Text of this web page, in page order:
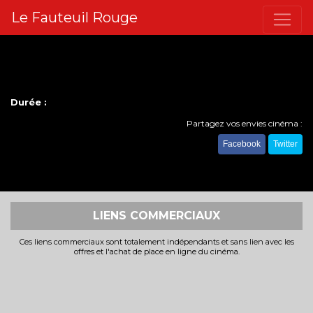
Le Fauteuil Rouge
Durée :
Partagez vos envies cinéma :
Facebook Twitter
LIENS COMMERCIAUX
Ces liens commerciaux sont totalement indépendants et sans lien avec les
offres et l'achat de place en ligne du cinéma.